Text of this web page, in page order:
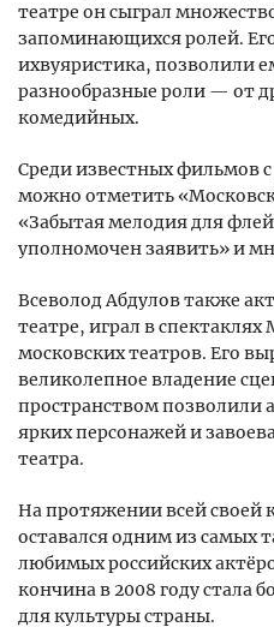
театре он сыграл
запоминающихся ролей.
ихвуяристика, позволили
разнообразные роли — от
комедийных.
Среди известных фильмов
можно отметить
«Забытая мелодия для
уполномочен заявить» и
Всеволод Абдулов также
театре, играл в
московских театров. Его
великолепное владение
пространством позволили
ярких персонажей и
театра.
На протяжении всей своей
оставался одним из самых
любимых российских
кончина в 2008 году стала
для культуры страны.